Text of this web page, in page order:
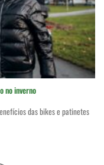
no inverno
das bikes e patinetes